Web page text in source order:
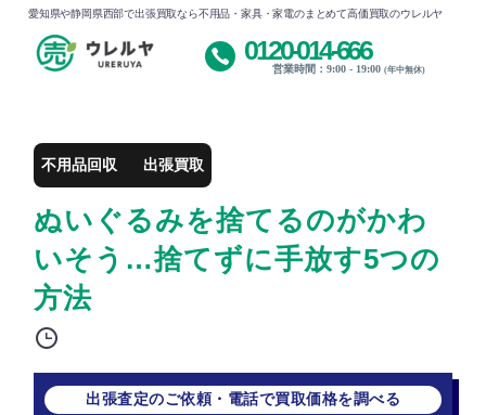
愛知県や静岡県西部で出張買取なら不用品・家具・家電のまとめて高価買取のウレルヤ
0120-014-666
営業時間：9:00 - 19:00 (年中無休)
不用品回収 出張買取
ぬいぐるみを捨てるのがかわ
いそう…捨てずに手放す5つの
方法
出張査定のご依頼・電話で買取価格を調べる